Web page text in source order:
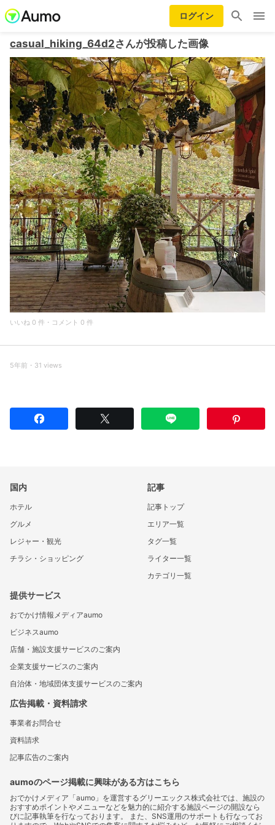
ログイン
casual_hiking_64d2さんが投稿した画像
いいね 0 件・コメント 0 件
5年前・31 views
国内
ホテル
グルメ
レジャー・観光
チラシ・ショッピング
記事
記事トップ
エリア一覧
タグ一覧
ライター一覧
カテゴリ一覧
提供サービス
おでかけ情報メディアaumo
ビジネスaumo
店舗・施設支援サービスのご案内
企業支援サービスのご案内
自治体・地域団体支援サービスのご案内
広告掲載・資料請求
事業者お問合せ
資料請求
記事広告のご案内
aumoのページ掲載に興味がある方はこちら
おでかけメディア「aumo」を運営するグリーエックス株式会社では、施設の
おすすめポイントやメニューなどを魅力的に紹介する施設ページの開設なら
びに記事執筆を行なっております。 また、SNS運用のサポートも行なってお